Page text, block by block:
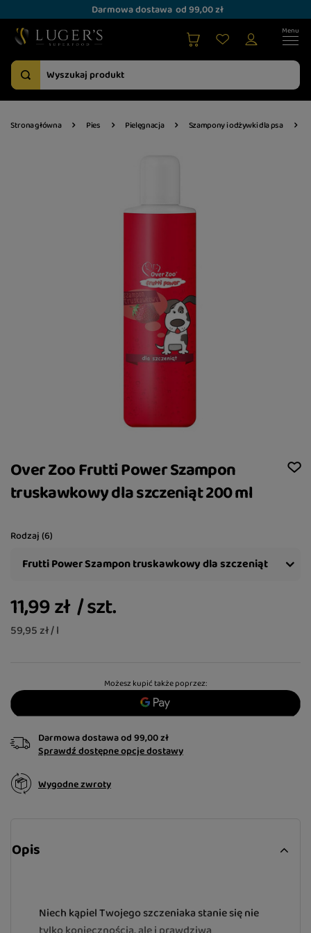
Darmowa dostawa od 99,00 zł
Strona główna Pies Pielęgnacja Szampony i odżywki dla psa
Over Zoo Frutti Power Szampon
truskawkowy dla szczeniąt 200 ml
Rodzaj (6)
Frutti Power Szampon truskawkowy dla szczeniąt
11,99 zł /szt.
59,95 zł / l
Możesz kupić także poprzez:
Darmowa dostawaod99,00 zł
Sprawdź dostępne opcje dostawy
Wygodne zwroty
Opis
Niech kąpiel Twojego szczeniaka stanie się nie